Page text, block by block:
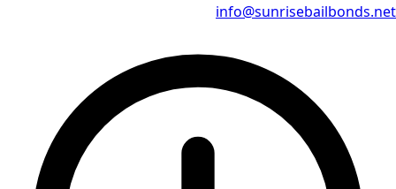
info@sunrisebailbonds.net